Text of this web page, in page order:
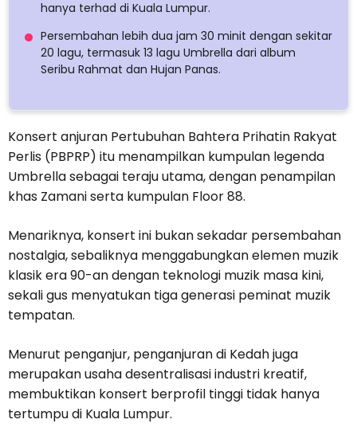
hanya terhad di Kuala Lumpur.
Persembahan lebih dua jam 30 minit dengan sekitar
20 lagu, termasuk 13 lagu Umbrella dari album
Seribu Rahmat dan Hujan Panas.
Konsert anjuran Pertubuhan Bahtera Prihatin Rakyat
Perlis (PBPRP) itu menampilkan kumpulan legenda
Umbrella sebagai teraju utama, dengan penampilan
khas Zamani serta kumpulan Floor 88.
Menariknya, konsert ini bukan sekadar persembahan
nostalgia, sebaliknya menggabungkan elemen muzik
klasik era 90-an dengan teknologi muzik masa kini,
sekali gus menyatukan tiga generasi peminat muzik
tempatan.
Menurut penganjur, penganjuran di Kedah juga
merupakan usaha desentralisasi industri kreatif,
membuktikan konsert berprofil tinggi tidak hanya
tertumpu di Kuala Lumpur.